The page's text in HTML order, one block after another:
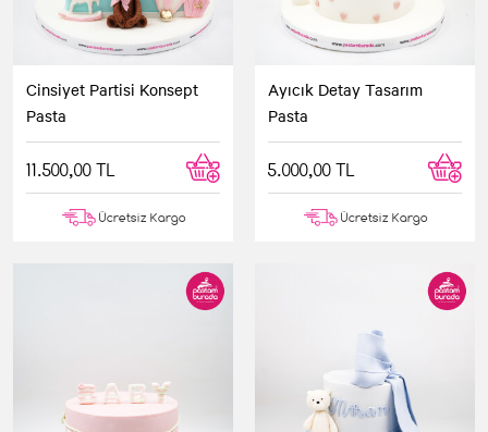
Cinsiyet Partisi Konsept
Pasta
11.500,00 TL
Ücretsiz Kargo
Ayıcık Detay Tasarım
Pasta
5.000,00 TL
Ücretsiz Kargo